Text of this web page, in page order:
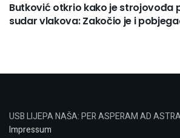
Butković otkrio kako je strojovođa
sudar vlakova: Zakočio je i
USB LIJEPA NAŠA: PER ASPERAM AD
Impressum